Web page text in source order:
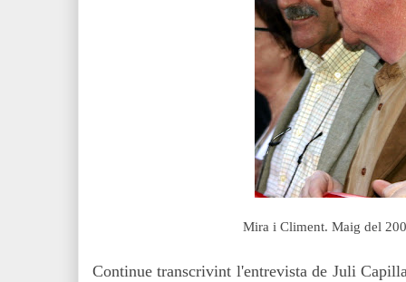
Mira i Climent. Maig del
Continue transcrivint l'entrevista de Juli